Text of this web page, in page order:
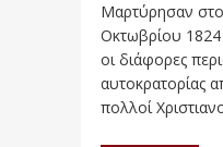
Μαρτύρησαν
Οκτωβρίου
οι διάφορες
αυτοκρατορίας
πολλοί